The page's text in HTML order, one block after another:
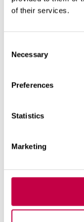
of their services.
Selection
Necessary
Preferences
Statistics
Marketing